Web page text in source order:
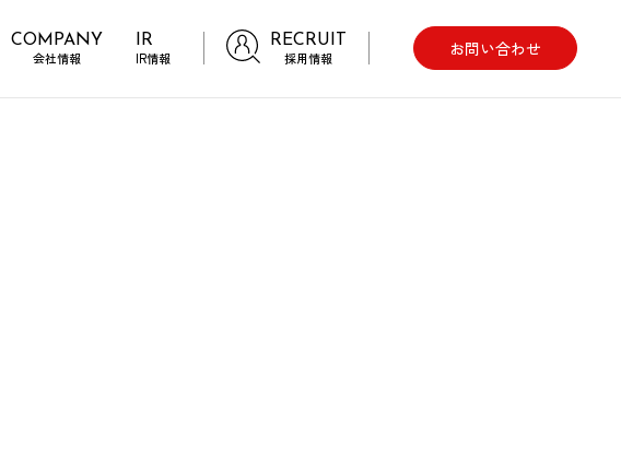
COMPANY
会社情報
IR
IR情報
RECRUIT
採用情報
お問い合わせ